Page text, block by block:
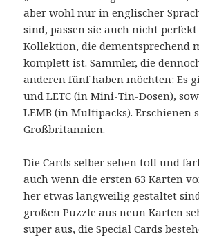
aber wohl nur in englischer
sind, passen sie auch nicht
Kollektion, die dementsprechend
komplett ist. Sammler, die
anderen fünf haben möchten: Es
und LETC (in Mini-Tin-Dosen),
LEMB (in Multipacks). Erschienen
Großbritannien.
Die Cards selber sehen toll und
auch wenn die ersten 63 Karten
her etwas langweilig gestaltet
großen Puzzle aus neun Karten
super aus, die Special Cards